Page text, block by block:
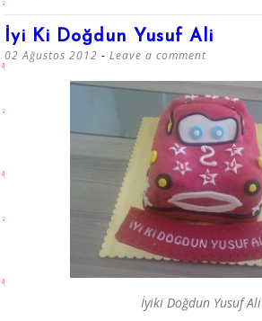
İyi Ki Doğdun Yusuf Ali
02 Ağustos 2012 Leave a comment
İyiki Doğdun Yusuf Ali